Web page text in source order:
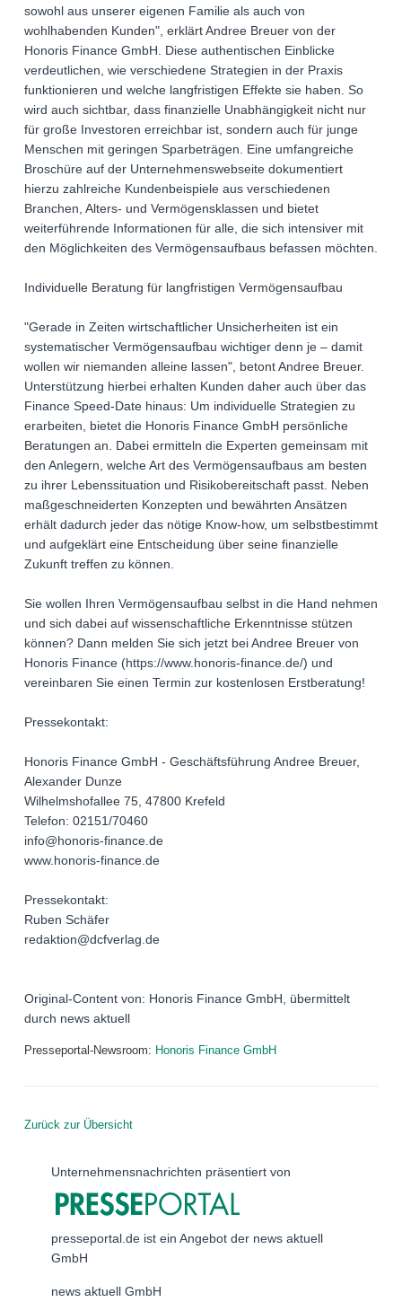
sowohl aus unserer eigenen Familie als auch von
wohlhabenden Kunden", erklärt Andree Breuer von der
Honoris Finance GmbH. Diese authentischen Einblicke
verdeutlichen, wie verschiedene Strategien in der Praxis
funktionieren und welche langfristigen Effekte sie haben. So
wird auch sichtbar, dass finanzielle Unabhängigkeit nicht nur
für große Investoren erreichbar ist, sondern auch für junge
Menschen mit geringen Sparbeträgen. Eine umfangreiche
Broschüre auf der Unternehmenswebseite dokumentiert
hierzu zahlreiche Kundenbeispiele aus verschiedenen
Branchen, Alters- und Vermögensklassen und bietet
weiterführende Informationen für alle, die sich intensiver mit
den Möglichkeiten des Vermögensaufbaus befassen möchten.
Individuelle Beratung für langfristigen Vermögensaufbau
"Gerade in Zeiten wirtschaftlicher Unsicherheiten ist ein
systematischer Vermögensaufbau wichtiger denn je – damit
wollen wir niemanden alleine lassen", betont Andree Breuer.
Unterstützung hierbei erhalten Kunden daher auch über das
Finance Speed-Date hinaus: Um individuelle Strategien zu
erarbeiten, bietet die Honoris Finance GmbH persönliche
Beratungen an. Dabei ermitteln die Experten gemeinsam mit
den Anlegern, welche Art des Vermögensaufbaus am besten
zu ihrer Lebenssituation und Risikobereitschaft passt. Neben
maßgeschneiderten Konzepten und bewährten Ansätzen
erhält dadurch jeder das nötige Know-how, um selbstbestimmt
und aufgeklärt eine Entscheidung über seine finanzielle
Zukunft treffen zu können.
Sie wollen Ihren Vermögensaufbau selbst in die Hand nehmen
und sich dabei auf wissenschaftliche Erkenntnisse stützen
können? Dann melden Sie sich jetzt bei Andree Breuer von
Honoris Finance (https://www.honoris-finance.de/) und
vereinbaren Sie einen Termin zur kostenlosen Erstberatung!
Pressekontakt:
Honoris Finance GmbH - Geschäftsführung Andree Breuer,
Alexander Dunze
Wilhelmshofallee 75, 47800 Krefeld
Telefon: 02151/70460
info@honoris-finance.de
www.honoris-finance.de
Pressekontakt:
Ruben Schäfer
redaktion@dcfverlag.de
Original-Content von: Honoris Finance GmbH, übermittelt
durch news aktuell
Presseportal-Newsroom: Honoris Finance GmbH
Zurück zur Übersicht
Unternehmensnachrichten präsentiert von
presseportal.de ist ein Angebot der news aktuell
GmbH
news aktuell GmbH